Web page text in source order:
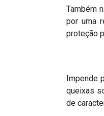
Também
por uma
proteção
Impende
queixas
de